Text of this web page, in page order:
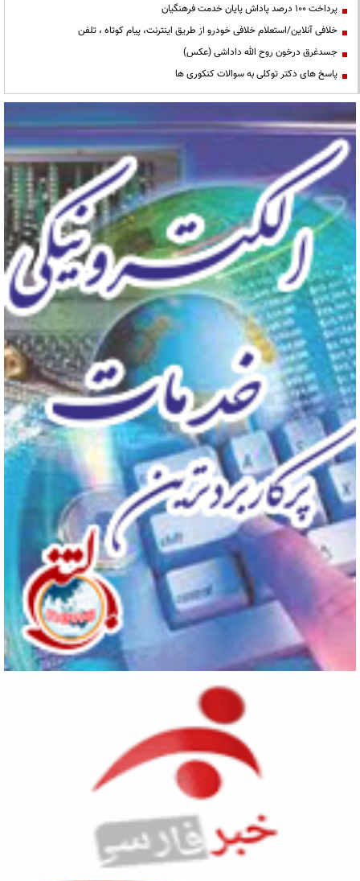
پرداخت ۱۰۰ درصد پاداش پایان خدمت فرهنگیان
خلافی آنلاین/استعلام خلافی خودرو از طریق اینترنت، پیام کوتاه ، تلفن
جسدغرق درخون روح الله داداشی (عکس)
پاسخ های دکتر توکلی به سوالات کنکوری ها